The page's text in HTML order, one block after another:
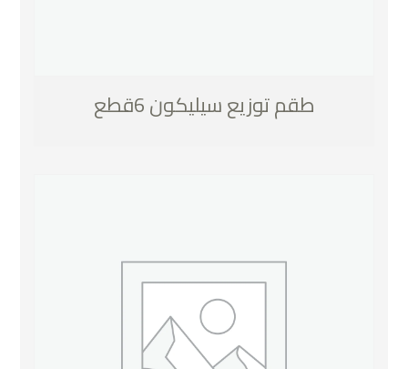
طقم توزيع سيليكون 6قطع